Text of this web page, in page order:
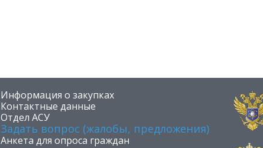
​Информация о закупках
Контактные данные
Отдел АСУ
Задать вопрос (жалобы, предложения)
Анкета для опроса граждан